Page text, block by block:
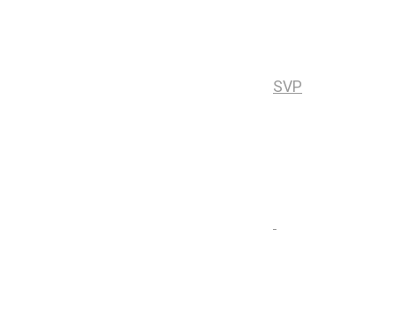
SVP